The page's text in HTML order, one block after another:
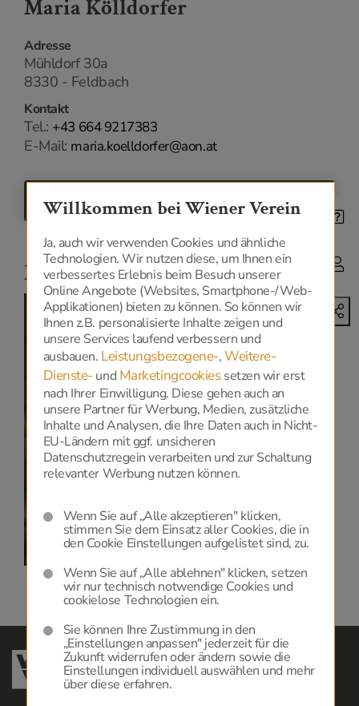
Maria Kölldorfer
Adresse
Mühldorf 30a
8330 - Feldbach
Kontakt
Tel.: +43 664 9217383
E-Mail: maria.koelldorfer@aon.at
ZURÜCK
Niederlassungen
Datenschutz
Zur Anzeige dieser Karte benötigen wir Ihre
Einwilligung zu Google Maps, die SieHIER geben
können.
Datenschutzerklärung
Willkommen bei Wiener Verein
Ja, auch wir verwenden Cookies und ähnliche
Technologien. Wir nutzen diese, um Ihnen ein
verbessertes Erlebnis beim Besuch unserer
Online Angebote (Websites, Smartphone-/Web-
Applikationen) bieten zu können. So können wir
Ihnen z.B. personalisierte Inhalte zeigen und
unsere Services laufend verbessern und
ausbauen. Leistungsbezogene-,Weitere-
Dienste- und Marketingcookiessetzen wir erst
nach Ihrer Einwilligung. Diese gehen auch an
unsere Partner für Werbung, Medien, zusätzliche
Inhalte und Analysen, die Ihre Daten auch in Nicht-
EU-Ländern mit ggf. unsicheren
Datenschutzregein verarbeiten und zur Schaltung
relevanter Werbung nutzen können.
Wenn Sie auf „Alle akzeptieren" klicken,
stimmen Sie dem Einsatz aller Cookies, die in
den Cookie Einstellungen aufgelistet sind, zu.
Wenn Sie auf „Alle ablehnen" klicken, setzen
wir nur technisch notwendige Cookies und
cookielose Technologien ein.
Sie können Ihre Zustimmung in den
„Einstellungen anpassen" jederzeit für die
Zukunft widerrufen oder ändern sowie die
Einstellungen individuell auswählen und mehr
über diese erfahren.